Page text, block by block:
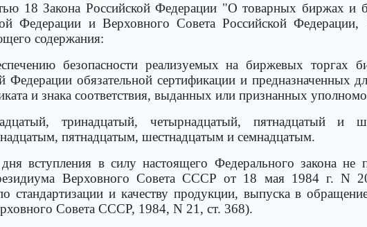
18 Закона Российской Федерации "О товарных биржах и
Федерации и Верховного Совета Российской
содержания:
безопасности реализуемых на биржевых торгах
Федерации обязательной сертификации и предназначенных
и знака соответствия, выданных или признанных
тринадцатый, четырнадцатый, пятнадцатый и
пятнадцатым, шестнадцатым и семнадцатым.
вступления в силу настоящего Федерального закона не
Верховного Совета СССР от 18 мая 1984 г. N
стандартизации и качеству продукции, выпуска в
Совета СССР, 1984, N 21, ст. 368).